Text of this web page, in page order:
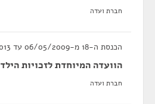
חברת ועדה
הכנסת ה-18 מ-06/05/2009 עד 05/02/2013
הוועדה המיוחדת לזכויות הילד
חברת ועדה